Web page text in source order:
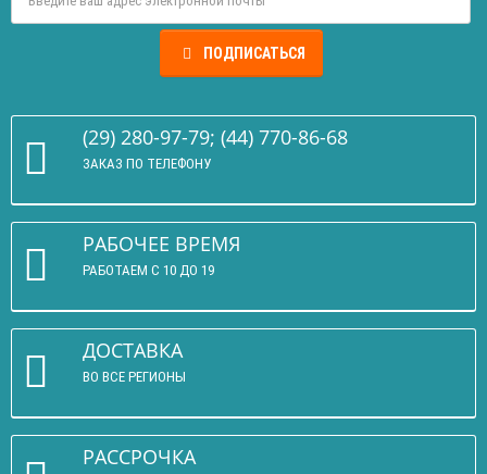
ПОДПИСАТЬСЯ
(29) 280-97-79; (44) 770-86-68
ЗАКАЗ ПО ТЕЛЕФОНУ
РАБОЧЕЕ ВРЕМЯ
РАБОТАЕМ С 10 ДО 19
ДОСТАВКА
ВО ВСЕ РЕГИОНЫ
РАССРОЧКА